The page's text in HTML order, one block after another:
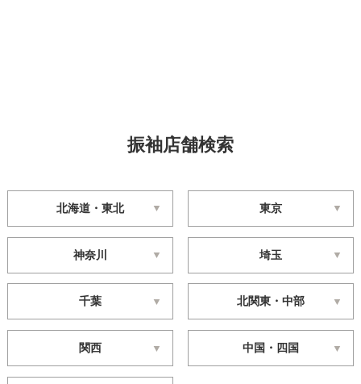
振袖店舗検索
北海道・東北 東京
神奈川 埼玉
千葉 北関東・中部
関西 中国・四国